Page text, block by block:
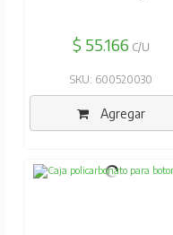
$ 55.166 C/U
SKU: 600520030
Agregar